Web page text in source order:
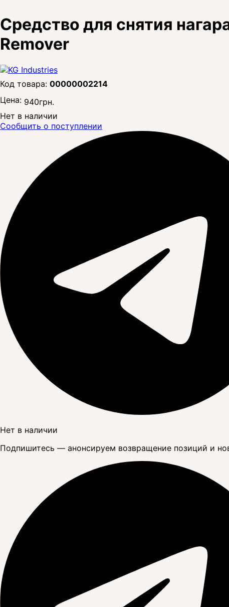
Средство для снятия
Remover
00000002214
Цена: 940грн.
Нет в наличии
Сообщить о поступлении
Нет в наличии
Подпишитесь — анонсируем возвращение позиций и